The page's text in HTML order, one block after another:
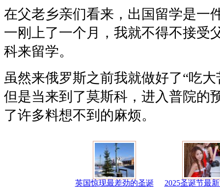
在父老乡亲们看来，出国留学是一
一刚上了一个月，我就不得不接受
科来留学。
虽然来俄罗斯之前我就做好了“吃
但是当来到了莫斯科，进入普院的
了许多料想不到的麻烦。
英国惊现最差劲的圣诞 2025圣诞节最